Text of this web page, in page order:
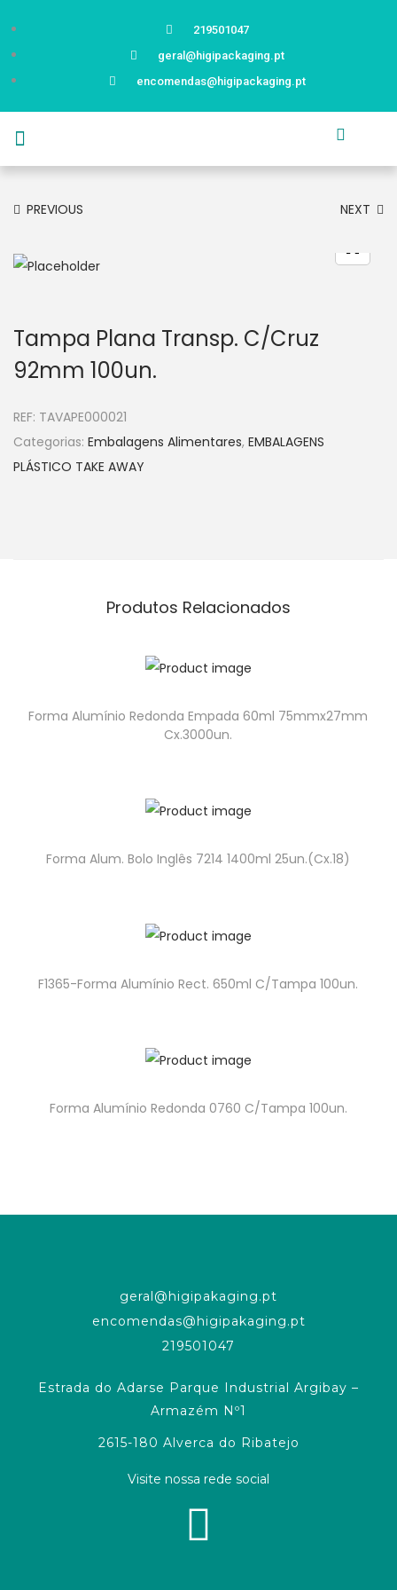
219501047
geral@higipackaging.pt
encomendas@higipackaging.pt
PREVIOUS NEXT
Tampa Plana Transp. C/Cruz
92mm 100un.
REF: TAVAPE000021
Categorias: Embalagens Alimentares, EMBALAGENS
PLÁSTICO TAKE AWAY
Produtos Relacionados
Forma Alumínio Redonda Empada 60ml 75mmx27mm
Cx.3000un.
Forma Alum. Bolo Inglês 7214 1400ml 25un.(Cx.18)
F1365-Forma Alumínio Rect. 650ml C/Tampa 100un.
Forma Alumínio Redonda 0760 C/Tampa 100un.
geral@higipakaging.pt
encomendas@higipakaging.pt
219501047
Estrada do Adarse Parque Industrial Argibay –
Armazém Nº1
2615-180 Alverca do Ribatejo
Visite nossa rede social